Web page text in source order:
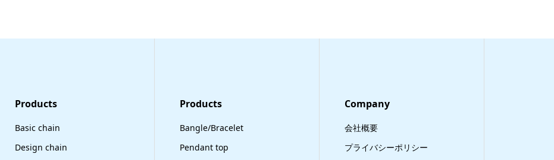
​Products
Basic chain
Design chain
​Products
Bangle/Bracelet
Pendant top
Company
会社概要
プライバシーポリシー